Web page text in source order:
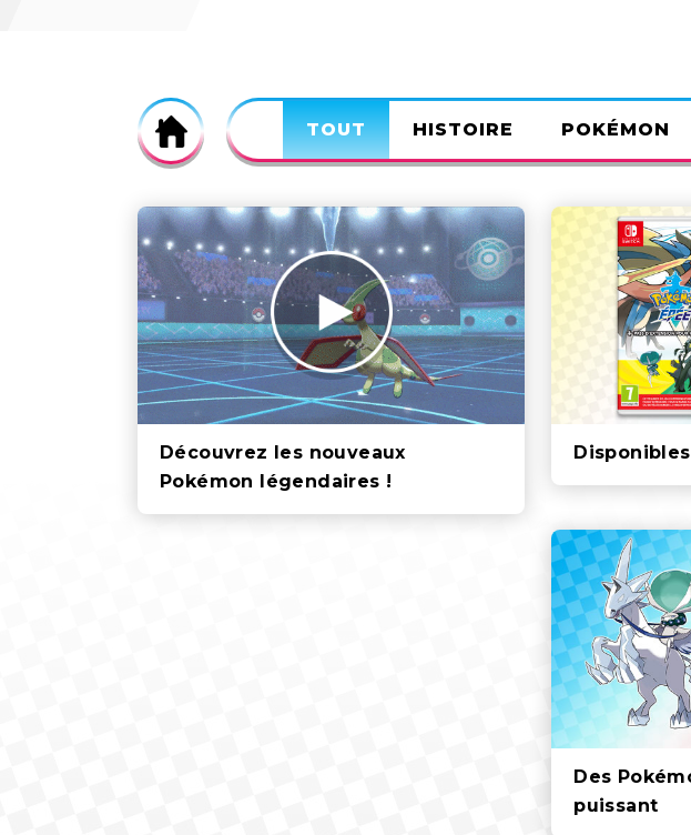
Home TOUT HISTOIRE POKÉMON
Découvrez les nouveaux
Pokémon légendaires !
Des
puissant